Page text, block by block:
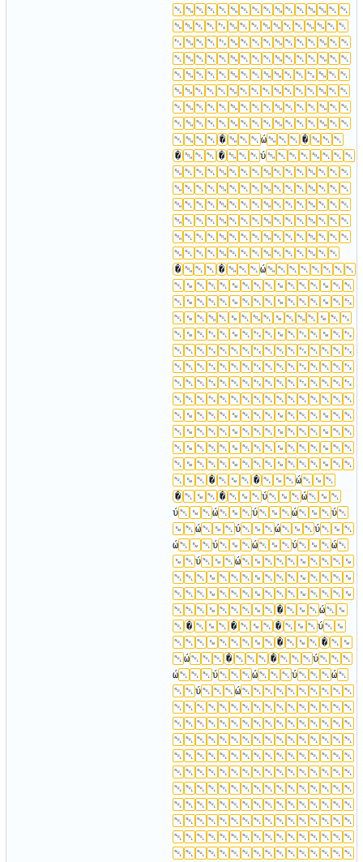
� ώ
�
�
� ύ
� � ώ
� �
ώ
�
� ύ
ώ
ύ
ώ ύ ώ
ύ
ώ
ύ ώ
ύ
ώ
ύ ώ ύ
ώ
ύ
ώ
�
ώ
�
� �
ύ
�
�
ώ
� �
ύ
ώ
ύ ώ ύ
ώ
ύ
ώ